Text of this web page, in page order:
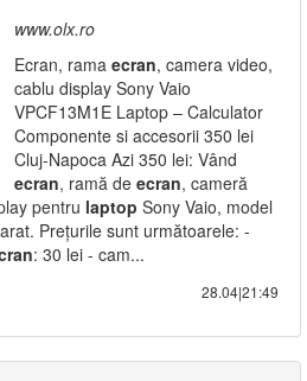
www.olx.ro
Ecran, rama ecran, camera video,
cablu display Sony Vaio
VPCF13M1E Laptop – Calculator
Componente si accesorii 350 lei
Cluj-Napoca Azi 350 lei: Vând
ecran, ramă de ecran, cameră
pentru laptop Sony Vaio, model
Prețurile sunt următoarele: -
: 30 lei - cam...
28.04|21:49